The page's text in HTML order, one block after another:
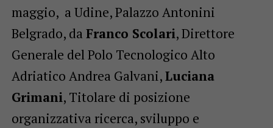
maggio, a Udine, Palazzo Antonini
Belgrado, da Franco Scolari, Direttore
Generale del Polo Tecnologico Alto
Adriatico Andrea Galvani,Luciana
Grimani, Titolare di posizione
organizzativa ricerca, sviluppo e